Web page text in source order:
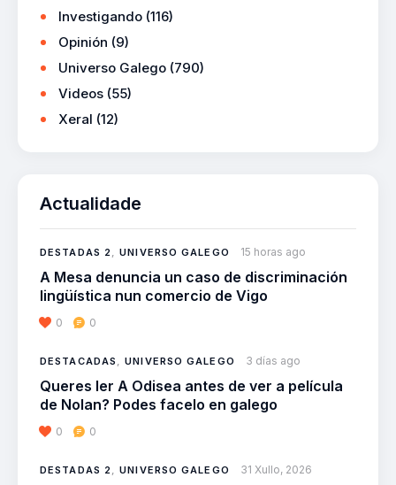
Investigando (116)
Opinión (9)
Universo Galego (790)
Videos (55)
Xeral (12)
Actualidade
DESTADAS 2,UNIVERSO GALEGO 15 horas ago
A Mesa denuncia un caso de discriminación
lingüística nun comercio de Vigo
0 0
DESTACADAS ,UNIVERSO GALEGO 3 días ago
Queres ler A Odisea antes de ver a película
de Nolan? Podes facelo en galego
0 0
DESTADAS 2,UNIVERSO GALEGO 31 Xullo, 2026